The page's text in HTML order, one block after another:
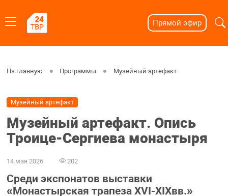
Прямой эфир
На главную Программы Музейный артефакт
Музейный артефакт
Музейный артефакт. Опись
Троице-Сергиева монастыря
14 мая 2026 202
Среди экспонатов выставки
«Монастырская трапеза XVI-XIXвв.»